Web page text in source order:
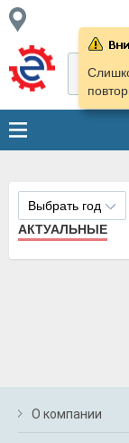
Выбрать год
АКТУАЛЬНЫЕ
О компании